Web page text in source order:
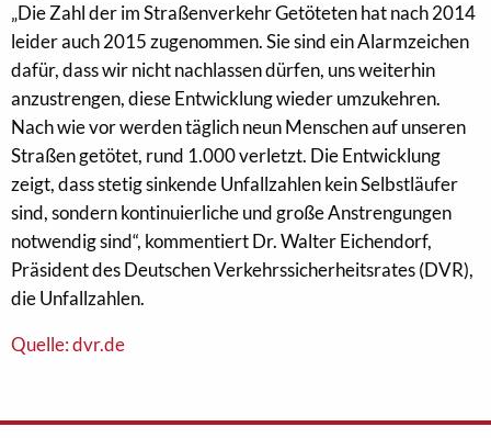
„Die Zahl der im Straßenverkehr Getöteten hat nach 2014
leider auch 2015 zugenommen. Sie sind ein Alarmzeichen
dafür, dass wir nicht nachlassen dürfen, uns weiterhin
anzustrengen, diese Entwicklung wieder umzukehren.
Nach wie vor werden täglich neun Menschen auf unseren
Straßen getötet, rund 1.000 verletzt. Die Entwicklung
zeigt, dass stetig sinkende Unfallzahlen kein Selbstläufer
sind, sondern kontinuierliche und große Anstrengungen
notwendig sind“, kommentiert Dr. Walter Eichendorf,
Präsident des Deutschen Verkehrssicherheitsrates (DVR),
die Unfallzahlen.
Quelle: dvr.de